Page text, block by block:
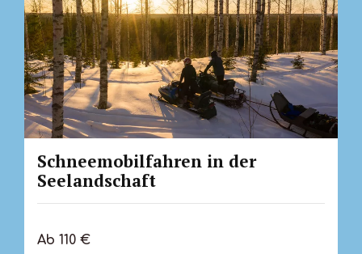
Schneemobilfahren in der
Seelandschaft
Ab 110 €